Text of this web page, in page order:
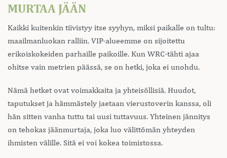
MURTAA JÄÄN
Kaikki kuitenkin tiivistyy itse syyhyn, miksi paikalle on tultu:
maailmanluokan ralliin. VIP-alueemme on sijoitettu
erikoiskokeiden parhaille paikoille. Kun WRC-tähti ajaa
ohitse vain metrien päässä, se on hetki, joka ei unohdu.
Nämä hetket ovat voimakkaita ja yhteisöllisiä. Huudot,
taputukset ja hämmästely jaetaan vierustoverin kanssa, oli
hän sitten vanha tuttu tai uusi tuttavuus. Yhteinen jännitys
on tehokas jäänmurtaja, joka luo välittömän yhteyden
ihmisten välille. Sitä ei voi kokea toimistossa.